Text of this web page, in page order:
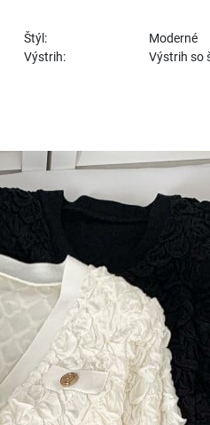
Štýl:
Moderné
Výstrih:
Výstrih so